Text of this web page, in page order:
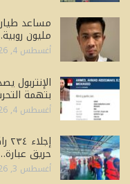
مليون
أغسطس 4, 2026
الإنتربول
بتهمة
أغسطس 4, 2026
حريق
أغسطس 3, 2026